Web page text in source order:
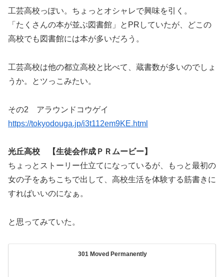
工芸高校っぽい。ちょっとオシャレで興味を引く。
「たくさんの本が並ぶ図書館」とPRしていたが、どこの
高校でも図書館には本が多いだろう。
工芸高校は他の都立高校と比べて、蔵書数が多いのでしょ
うか。とツっこみたい。
その2 アラウンドコウゲイ
https://tokyodouga.jp/i3t112em9KE.html
光丘高校 【生徒会作成ＰＲムービー】
ちょっとストーリー仕立てになっているが、もっと最初の
女の子をあちこちで出して、高校生活を体験する筋書きに
すればいいのになぁ。
と思ってみていた。
301 Moved Permanently